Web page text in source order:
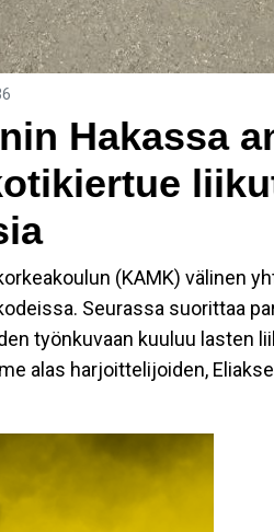
Hakassa
(KAMK) välinen
Seurassa suorittaa
työnkuvaan kuuluu lasten
alas harjoittelijoiden,